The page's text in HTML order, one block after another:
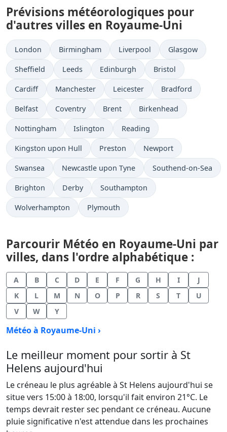
Prévisions météorologiques pour
d'autres villes en Royaume-Uni
London Birmingham Liverpool Glasgow
Sheffield Leeds Edinburgh Bristol
Cardiff Manchester Leicester Bradford
Belfast Coventry Brent Birkenhead
Nottingham Islington Reading
Kingston upon Hull Preston Newport
Swansea Newcastle upon Tyne Southend-on-Sea
Brighton Derby Southampton
Wolverhampton Plymouth
Parcourir Météo en Royaume-Uni par
villes, dans l'ordre alphabétique :
A B C D E F G H I
J
K
L M N O P R S T
U
V
W Y
Météo à Royaume-Uni ›
Le meilleur moment pour sortir à St
Helens aujourd'hui
Le créneau le plus agréable à St Helens aujourd'hui se
situe vers 15:00 à 18:00, lorsqu'il fait environ 21°C. Le
temps devrait rester sec pendant ce créneau. Aucune
pluie significative n'est attendue dans les prochaines